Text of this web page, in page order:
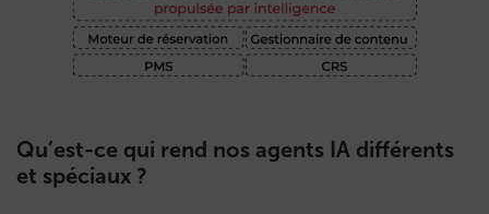
Qu’est-ce qui rend nos agents IA différents
et spéciaux ?